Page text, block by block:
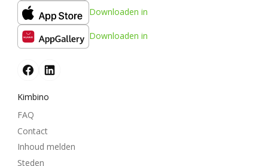
Downloaden in
Downloaden in
Kimbino
FAQ
Contact
Inhoud melden
Steden